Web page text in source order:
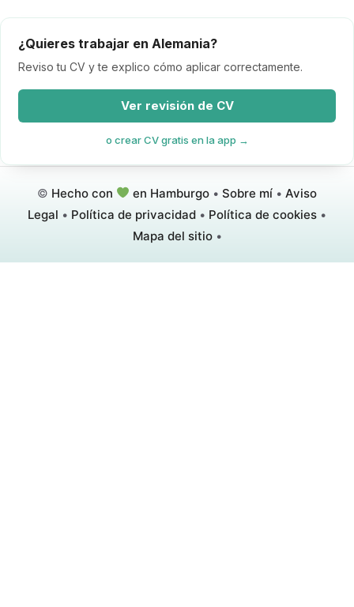
¿Quieres trabajar en Alemania?
Reviso tu CV y te explico cómo aplicar correctamente.
Ver revisión de CV
o crear CV gratis en la app →
© Hecho con en Hamburgo •Sobre mí •Aviso
Legal • Política de privacidad • Política de cookies •
Mapa del sitio•